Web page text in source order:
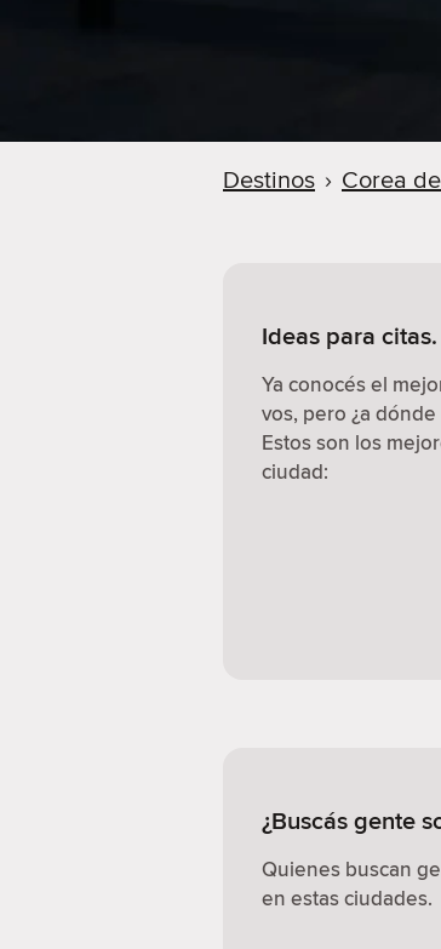
Destinos › Corea
Ideas para
Ya conocés el
vos, pero ¿a
Estos son los
ciudad:
¿Buscás gente
Quienes buscan
en estas ciudades.